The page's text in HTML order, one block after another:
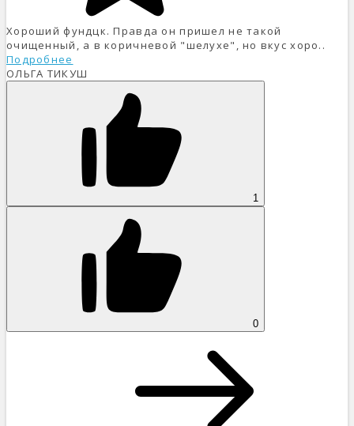
Хороший фундцк. Правда он пришел не такой
очищенный, а в коричневой "шелухе", но вкус хоро..
Подробнее
ОЛЬГА ТИКУШ
1
0